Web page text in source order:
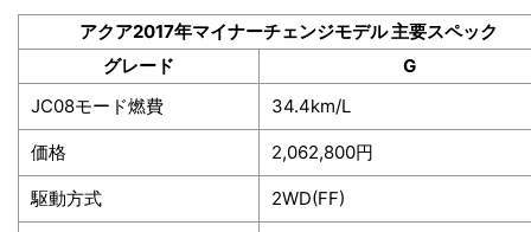
アクア2017年マイナーチェンジモデル 主要スペック
グレード
G
JC08モード燃費
34.4km/L
価格 2,062,800円
駆動方式 2WD(FF)